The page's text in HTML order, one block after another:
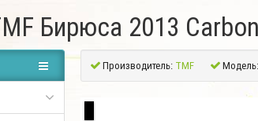
Бирюса 2013
Производитель: TMF Модель: